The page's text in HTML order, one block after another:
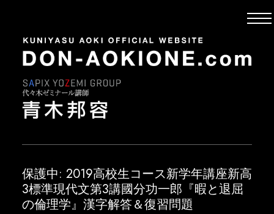
保護中: 2019高校生コース新学年講座新高
3標準現代文第3講國分功一郎『暇と退屈
の倫理学』漢字解答＆復習問題